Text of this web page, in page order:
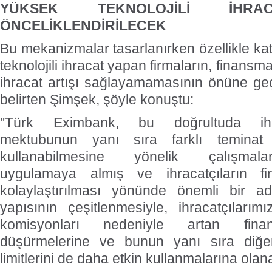
YÜKSEK TEKNOLOJİLİ
ÖNCELİKLENDİRİLECEK
Bu mekanizmalar tasarlanırken özellikle
teknolojili ihracat yapan firmaların,
ihracat artışı sağlayamamasının önüne
belirten Şimşek, şöyle konuştu:
"Türk Eximbank, bu doğrultuda
mektubunun yanı sıra farklı
kullanabilmesine yönelik
uygulamaya almış ve ihracatçıların
kolaylaştırılması yönünde önemli bir
yapısının çeşitlenmesiyle,
komisyonları nedeniyle artan
düşürmelerine ve bunun yanı sıra
limitlerini de daha etkin kullanmalarına